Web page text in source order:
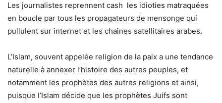
Les journalistes reprennent cash les idioties matraquées
en boucle par tous les propagateurs de mensonge qui
pullulent sur internet et les chaines satellitaires arabes.
L’Islam, souvent appelée religion de la paix a une tendance
naturelle à annexer l’histoire des autres peuples, et
notamment les prophètes des autres religions et ainsi,
puisque l’Islam décide que les prophètes Juifs sont